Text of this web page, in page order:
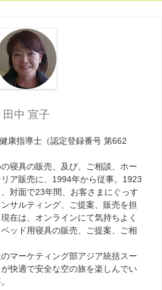
田中 宣子
康指導士（認定登録番号 第662
寝具の販売、及び、ご相談、ホー
ア販売に、1994年から従事。1923
対面で23年間、お客さまにぐっす
サルティング、ご提案、販売を担
在は、オンラインにて気持ちよく
ッド用寝具の販売、ご提案、ご相
マーケティング部アジア統括スー
快適で安全な空の旅を楽しんでい